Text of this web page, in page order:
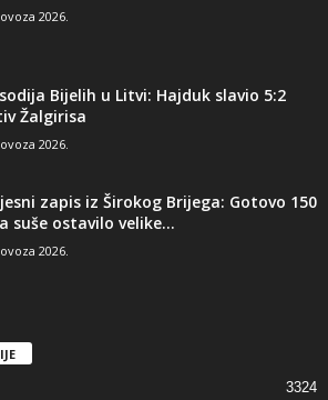
2026.
Bijelih u Litvi: Hajduk slavio 5:2
Žalgirisa
2026.
zapis iz Širokog Brijega: Gotovo 150
suše ostavilo velike...
2026.
3324